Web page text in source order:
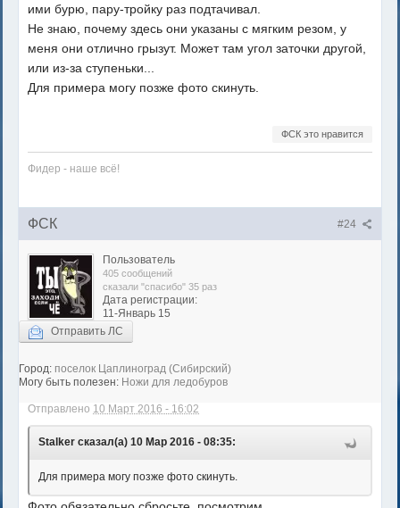
ими бурю, пару-тройку раз подтачивал.
Не знаю, почему здесь они указаны с мягким резом, у
меня они отлично грызут. Может там угол заточки другой,
или из-за ступеньки...
Для примера могу позже фото скинуть.
ФСК это нравится
Фидер - наше всё!
#24
ФСК
Пользователь
405 сообщений
сказали "спасибо" 35 раз
Дата регистрации:
11-Январь 15
Отправить ЛС
Город: поселок Цаплиноград (Сибирский)
Могу быть полезен: Ножи для ледобуров
Отправлено 10 Март 2016 - 16:02
Stalker сказал(а) 10 Мар 2016 - 08:35:
Для примера могу позже фото скинуть.